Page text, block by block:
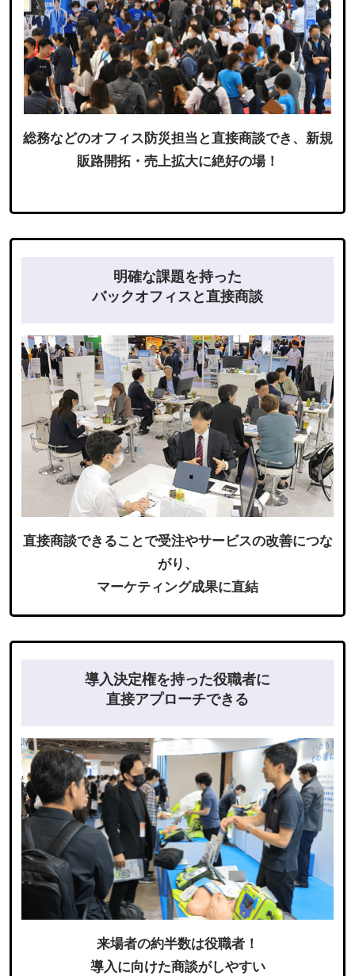
総務などのオフィス防災担当と直接商談でき、新規
販路開拓・売上拡大に絶好の場！
明確な課題を持った
バックオフィスと直接商談
直接商談できることで受注やサービスの改善につな
がり、
マーケティング成果に直結
導入決定権を持った役職者に
直接アプローチできる
来場者の約半数は役職者！
導入に向けた商談がしやすい